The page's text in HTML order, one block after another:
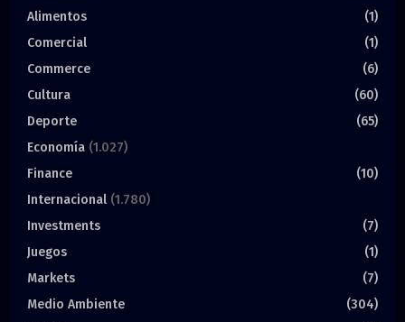
Alimentos
(1)
Comercial
(1)
Commerce
(6)
Cultura
(60)
Deporte
(65)
Economía (1.027)
Finance
(10)
Internacional (1.780)
Investments
(7)
Juegos
(1)
Markets
(7)
Medio Ambiente
(304)